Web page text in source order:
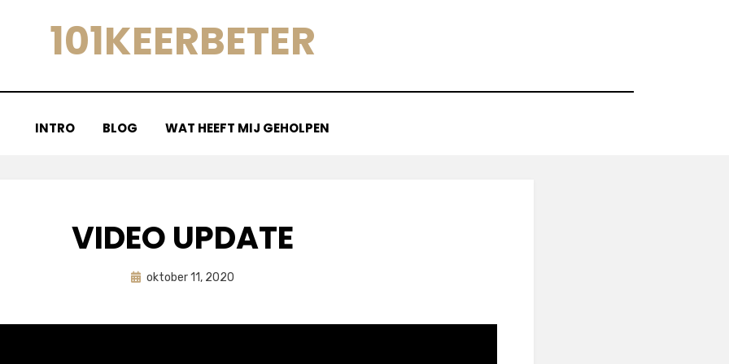
101KEERBETER
INTRO BLOG WAT HEEFT MIJ GEHOLPEN
VIDEO UPDATE
doorastrid
Geplaatst
oktober 11, 2020